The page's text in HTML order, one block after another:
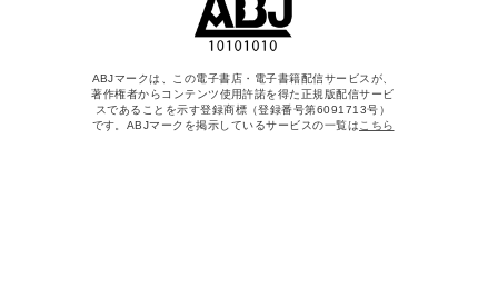
ABJマークは、この電子書店・電子書籍配信サービスが、
著作権者からコンテンツ使用許諾を得た正規版配信サービ
スであることを示す登録商標（登録番号第6091713号）
です。ABJマークを掲示しているサービスの一覧は こちら